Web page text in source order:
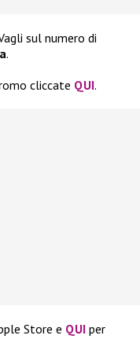
sul numero di
.
cliccate QUI.
Store e QUI per